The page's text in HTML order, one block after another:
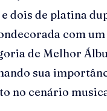
dois de platina
com
de Melhor
sua
no cenário